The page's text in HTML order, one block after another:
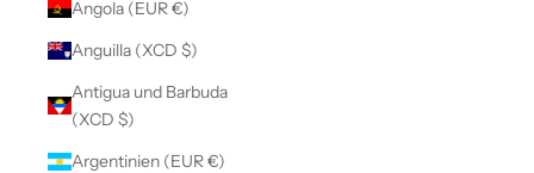
Angola (EUR €)
Anguilla (XCD $)
Antigua und Barbuda
(XCD $)
Argentinien (EUR €)